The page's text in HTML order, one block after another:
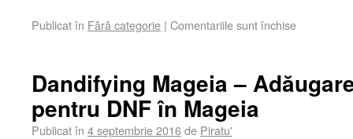
Publicat în Fără categorie | Comentariile sunt închise
Dandifying Mageia –
pentru DNF în Mageia
Publicat în 4 septembrie 2016de Piratu'